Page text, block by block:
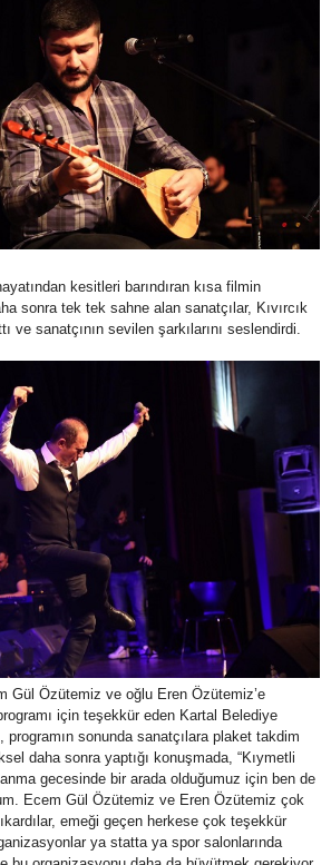
kesitleri barındıran kısa filmin
sonra tek tek sahne alan sanatçılar, Kıvırcık
ve sanatçının sevilen şarkılarını seslendirdi.
Gül Özütemiz ve oğlu Eren Özütemiz’e
için teşekkür eden Kartal Belediye
programın sonunda sanatçılara plaket takdim
daha sonra yaptığı konuşmada, “Kıymetli
gecesinde bir arada olduğumuz için ben de
Ecem Gül Özütemiz ve Eren Özütemiz çok
emeği geçen herkese çok teşekkür
ya statta ya spor salonlarında